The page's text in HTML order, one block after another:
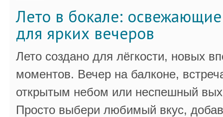
Лето в бокале:
для ярких вечеров
Лето создано для лёгкости, новых
моментов. Вечер на балконе,
открытым небом или неспешный
Просто выбери любимый вкус,